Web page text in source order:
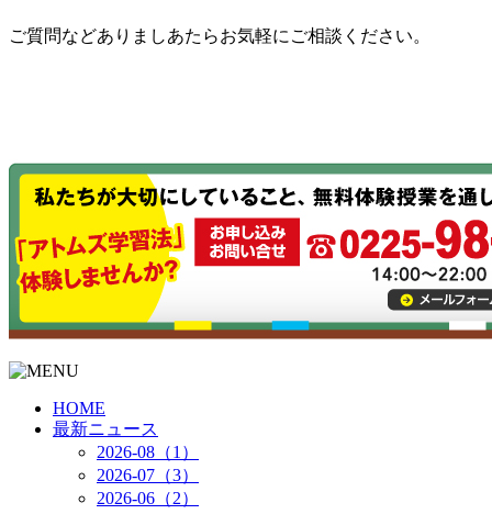
ご質問などありましあたらお気軽にご相談ください。
HOME
最新ニュース
2026-08（1）
2026-07（3）
2026-06（2）